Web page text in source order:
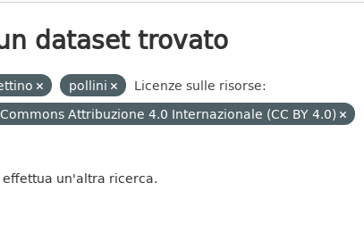
dataset trovato
pollini
Licenze sulle risorse:
Attribuzione 4.0 Internazionale (CC BY 4.0)
effettua un'altra ricerca.